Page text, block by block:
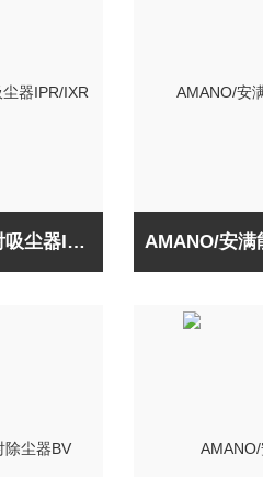
AMANO/安满能 脉冲喷射吸尘器IPR/IXR